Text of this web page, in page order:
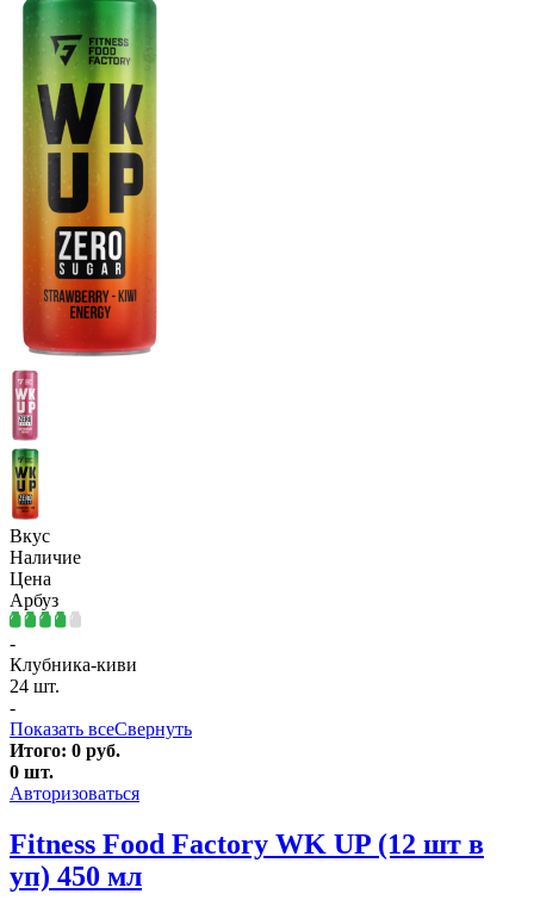
Вкус
Наличие
Цена
Арбуз
-
Клубника-киви
24 шт.
-
Показать всеСвернуть
Итого: 0 руб.
0 шт.
Авторизоваться
Fitness Food Factory WK UP (12 шт в
уп) 450 мл